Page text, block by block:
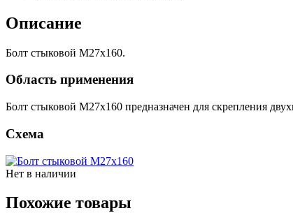
Описание
Болт стыковой М27х160.
Область применения
Болт стыковой М27х160 предназначен для скрепления
Схема
Нет в наличии
Похожие товары